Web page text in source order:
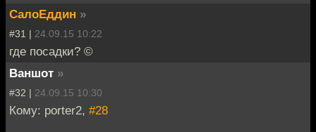
СалоЕддин »
#31 | 24.09.15 10:22
где посадки? ©
Ваншот »
#32 | 24.09.15 10:30
Кому: porter2, #28